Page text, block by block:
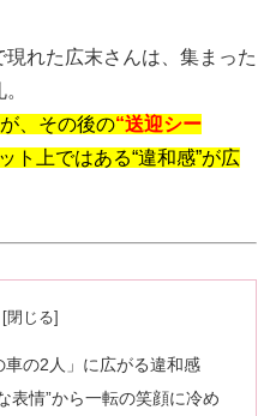
れた広末さんは、集まった
、その後の“送迎シー
ト上ではある“違和感”が広
の2人」に広がる違和感
表情”から一転の笑顔に冷め